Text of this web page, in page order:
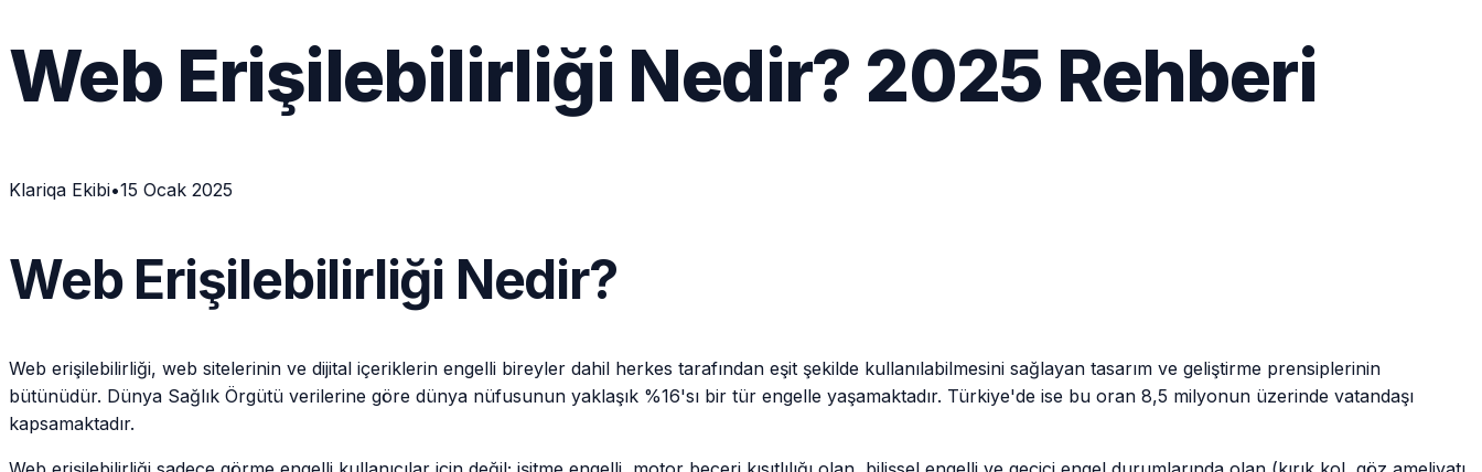
Web Erişilebilirliği Nedir? 2025 Rehberi
Klariqa Ekibi•15 Ocak 2025
Web Erişilebilirliği Nedir?
Web erişilebilirliği, web sitelerinin ve dijital içeriklerin engelli bireyler dahil herkes tarafından eşit şekilde kullanılabilmesini sağlayan tasarım ve geliştirme prensiplerinin
bütünüdür. Dünya Sağlık Örgütü verilerine göre dünya nüfusunun yaklaşık %16'sı bir tür engelle yaşamaktadır. Türkiye'de ise bu oran 8,5 milyonun üzerinde vatandaşı
kapsamaktadır.